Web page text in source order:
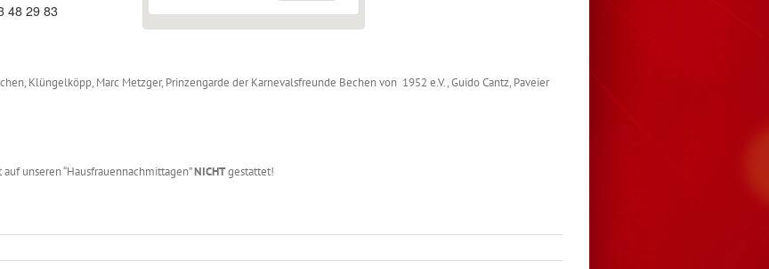
48 29 83
Klüngelköpp, Marc Metzger, Prinzengarde der Karnevalsfreunde Bechen von 1952 e.V., Guido Cantz, Paveier
unseren “Hausfrauennachmittagen”NICHTgestattet!